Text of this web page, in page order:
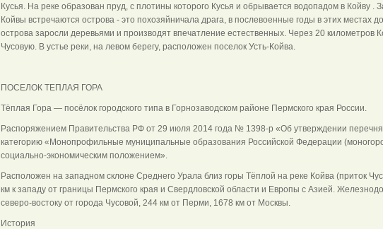
Кусья. На реке образован пруд, с плотины которого Кусья и обрывается водопадом в Койву .
Койвы встречаются острова - это похозяйничала драга, в послевоенные годы в этих местах
острова заросли деревьями и производят впечатление естественных. Через 20 километров
Чусовую. В устье реки, на левом берегу, расположен поселок Усть-Койва.
ПОСЕЛОК ТЕПЛАЯ ГОРА
Тёплая Гора — посёлок городского типа в Горнозаводском районе Пермского края России.
Распоряжением Правительства РФ от 29 июля 2014 года № 1398-р «Об утверждении перечня
категорию «Монопрофильные муниципальные образования Российской Федерации
социально-экономическим положением».
Расположен на западном склоне Среднего Урала близ горы Тёплой на реке Койва (приток
км к западу от границы Пермского края и Свердловской области и Европы с Азией.
северо-востоку от города Чусовой, 244 км от Перми, 1678 км от Москвы.
История